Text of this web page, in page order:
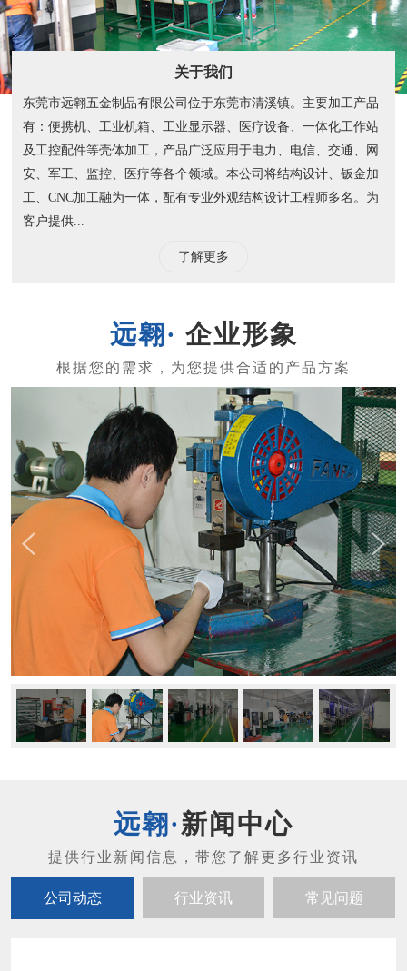
关于我们
东莞市远翱五金制品有限公司位于东莞市清溪镇。主要加工产品
有：便携机、工业机箱、工业显示器、医疗设备、一体化工作站
及工控配件等壳体加工，产品广泛应用于电力、电信、交通、网
安、军工、监控、医疗等各个领域。本公司将结构设计、钣金加
工、CNC加工融为一体，配有专业外观结构设计工程师多名。为
客户提供...
了解更多
企业形象
新闻中心
公司动态 行业资讯 常见问题